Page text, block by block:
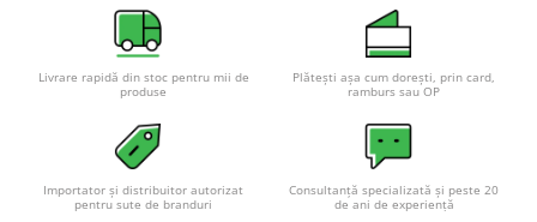
Statii de incarcare
Cabluri de incarcare vehicule
electrice
Turbine eoliene pentru casă
Livrare rapidă din stoc pentru mii de
produse
Plătești așa cum dorești, prin card,
ramburs sau OP
Importator și distribuitor autorizat
pentru sute de branduri
Consultanță specializată și peste 20
de ani de experiență